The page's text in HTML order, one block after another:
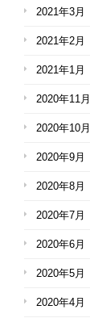
2021年3月
2021年2月
2021年1月
2020年11月
2020年10月
2020年9月
2020年8月
2020年7月
2020年6月
2020年5月
2020年4月